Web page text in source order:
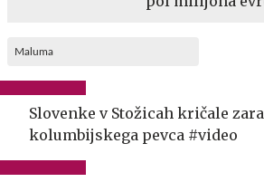
Maluma
Slovenke v Stožicah kričale
kolumbijskega pevca #video